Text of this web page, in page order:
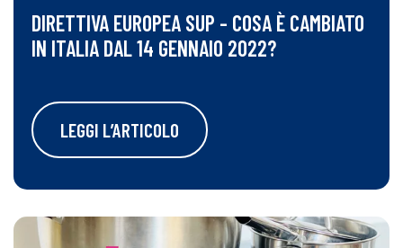
DIRETTIVA EUROPEA SUP - COSA È CAMBIATO
IN ITALIA DAL 14 GENNAIO 2022?
LEGGI L’ARTICOLO